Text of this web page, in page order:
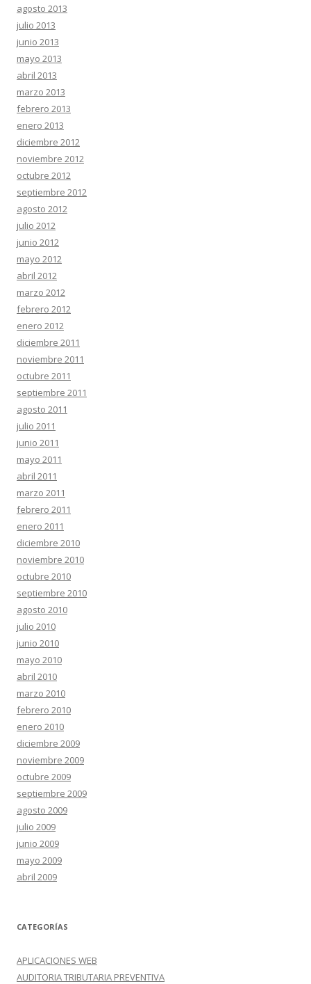
agosto 2013
julio 2013
junio 2013
mayo 2013
abril 2013
marzo 2013
febrero 2013
enero 2013
diciembre 2012
noviembre 2012
octubre 2012
septiembre 2012
agosto 2012
julio 2012
junio 2012
mayo 2012
abril 2012
marzo 2012
febrero 2012
enero 2012
diciembre 2011
noviembre 2011
octubre 2011
septiembre 2011
agosto 2011
julio 2011
junio 2011
mayo 2011
abril 2011
marzo 2011
febrero 2011
enero 2011
diciembre 2010
noviembre 2010
octubre 2010
septiembre 2010
agosto 2010
julio 2010
junio 2010
mayo 2010
abril 2010
marzo 2010
febrero 2010
enero 2010
diciembre 2009
noviembre 2009
octubre 2009
septiembre 2009
agosto 2009
julio 2009
junio 2009
mayo 2009
abril 2009
CATEGORÍAS
APLICACIONES WEB
AUDITORIA TRIBUTARIA PREVENTIVA